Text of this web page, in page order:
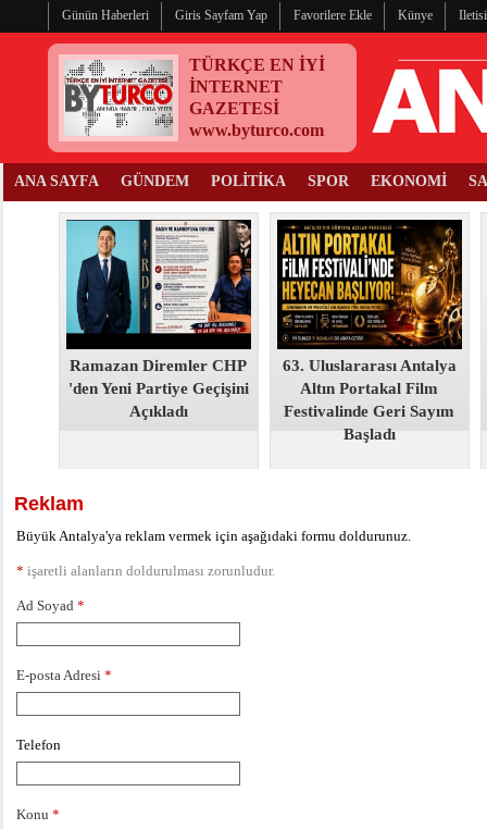
Günün Haberleri Giris Sayfam Yap Favorilere Ekle Künye
TÜRKÇE EN İYİ
İNTERNET
GAZETESİ
www.byturco.com
ANA SAYFA GÜNDEM POLİTİKA SPOR EKONOMİ
Ramazan Diremler CHP
'den Yeni Partiye Geçişini
Açıkladı
63. Uluslararası Antalya
Altın Portakal Film
Festivalinde Geri Sayım
Başladı
Reklam
Büyük Antalya'ya reklam vermek için aşağıdaki formu doldurunuz.
* işaretli alanların doldurulması zorunludur.
Ad Soyad *
E-posta Adresi *
Telefon
Konu *